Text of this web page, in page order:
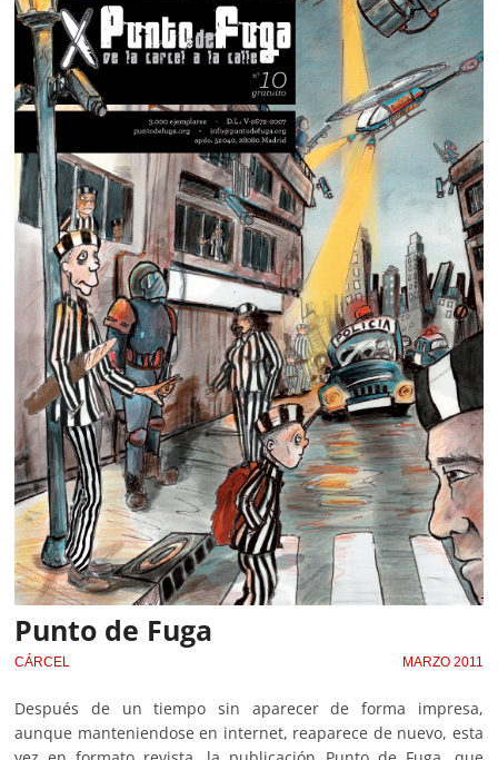
Punto de Fuga
CÁRCEL MARZO 2011
Después de un tiempo sin aparecer de forma impresa,
aunque manteniendose en internet, reaparece de nuevo, esta